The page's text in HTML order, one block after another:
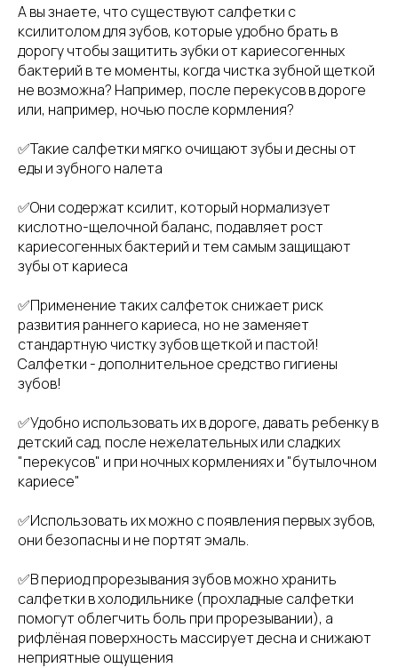
А вы знаете, что существуют салфетки с
ксилитолом для зубов, которые удобно брать в
дорогу чтобы защитить зубки от кариесогенных
бактерий в те моменты, когда чистка зубной щеткой
не возможна? Например, после перекусов в дороге
или, например, ночью после кормления?
✅Такие салфетки мягко очищают зубы и десны от
еды и зубного налета
✅Они содержат ксилит, который нормализует
кислотно-щелочной баланс, подавляет рост
кариесогенных бактерий и тем самым защищают
зубы от кариеса
✅Применение таких салфеток снижает риск
развития раннего кариеса, но не заменяет
стандартную чистку зубов щеткой и пастой!
Салфетки - дополнительное средство гигиены
зубов!
✅Удобно использовать их в дороге, давать ребенку в
детский сад, после нежелательных или сладких
"перекусов" и при ночных кормлениях и "бутылочном
кариесе"
✅Использовать их можно с появления первых зубов,
они безопасны и не портят эмаль.
✅В период прорезывания зубов можно хранить
салфетки в холодильнике (прохладные салфетки
помогут облегчить боль при прорезывании), а
рифлёная поверхность массирует десна и снижают
неприятные ощущения